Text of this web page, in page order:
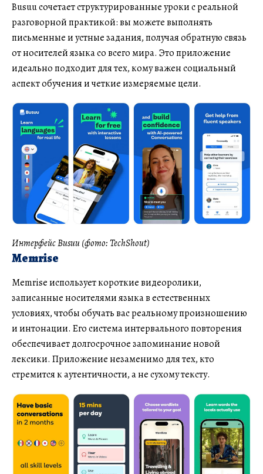
Busuu сочетает структурированные уроки с реальной
разговорной практикой: вы можете выполнять
письменные и устные задания, получая обратную связь
от носителей языка со всего мира. Это приложение
идеально подходит для тех, кому важен социальный
аспект обучения и четкие измеряемые цели.
Интерфейс Busuu (фото: TechShout)
Memrise
Memrise использует короткие видеоролики,
записанные носителями языка в естественных
условиях, чтобы обучать вас реальному произношению
и интонации. Его система интервального повторения
обеспечивает долгосрочное запоминание новой
лексики. Приложение незаменимо для тех, кто
стремится к аутентичности, а не сухому тексту.